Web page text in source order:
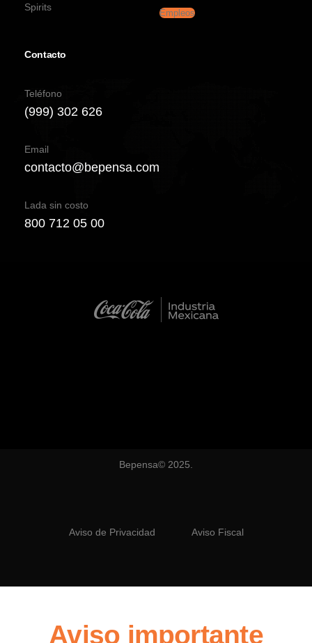
Spirits
Empleos
Contacto
Teléfono
(999) 302 626
Email
contacto@bepensa.com
Lada sin costo
800 712 05 00
Bepensa© 2025.
Aviso de Privacidad Aviso Fiscal
Aviso importante